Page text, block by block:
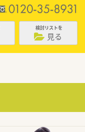
検討リストを
見る